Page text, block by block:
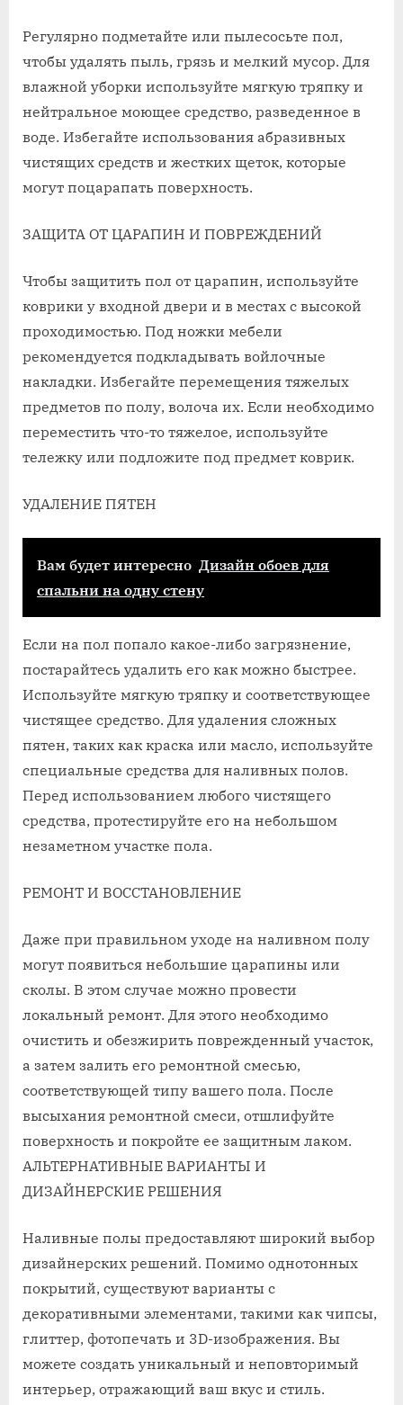
Регулярно подметайте или пылесосьте пол,
чтобы удалять пыль, грязь и мелкий мусор. Для
влажной уборки используйте мягкую тряпку и
нейтральное моющее средство, разведенное в
воде. Избегайте использования абразивных
чистящих средств и жестких щеток, которые
могут поцарапать поверхность.
ЗАЩИТА ОТ ЦАРАПИН И ПОВРЕЖДЕНИЙ
Чтобы защитить пол от царапин, используйте
коврики у входной двери и в местах с высокой
проходимостью. Под ножки мебели
рекомендуется подкладывать войлочные
накладки. Избегайте перемещения тяжелых
предметов по полу, волоча их. Если необходимо
переместить что-то тяжелое, используйте
тележку или подложите под предмет коврик.
УДАЛЕНИЕ ПЯТЕН
Вам будет интересно Дизайн обоев для
спальни на одну стену
Если на пол попало какое-либо загрязнение,
постарайтесь удалить его как можно быстрее.
Используйте мягкую тряпку и соответствующее
чистящее средство. Для удаления сложных
пятен, таких как краска или масло, используйте
специальные средства для наливных полов.
Перед использованием любого чистящего
средства, протестируйте его на небольшом
незаметном участке пола.
РЕМОНТ И ВОССТАНОВЛЕНИЕ
Даже при правильном уходе на наливном полу
могут появиться небольшие царапины или
сколы. В этом случае можно провести
локальный ремонт. Для этого необходимо
очистить и обезжирить поврежденный участок,
а затем залить его ремонтной смесью,
соответствующей типу вашего пола. После
высыхания ремонтной смеси, отшлифуйте
поверхность и покройте ее защитным лаком.
АЛЬТЕРНАТИВНЫЕ ВАРИАНТЫ И
ДИЗАЙНЕРСКИЕ РЕШЕНИЯ
Наливные полы предоставляют широкий выбор
дизайнерских решений. Помимо однотонных
покрытий, существуют варианты с
декоративными элементами, такими как чипсы,
глиттер, фотопечать и 3D-изображения. Вы
можете создать уникальный и неповторимый
интерьер, отражающий ваш вкус и стиль.